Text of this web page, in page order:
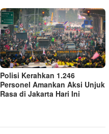
Polisi Kerahkan 1.246
Personel Amankan Aksi Unjuk
Rasa di Jakarta Hari Ini